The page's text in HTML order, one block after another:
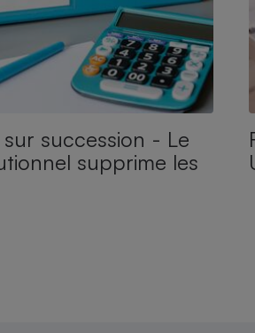
succession - Le
supprime les